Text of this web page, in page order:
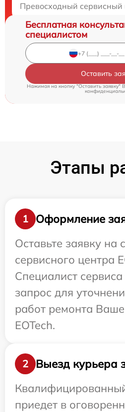
Превосходный сервисный
Бесплатная
специалистом
Оставить
Нажимая на кнопку "Оставить заявку"
Этапы
1
Оформление
Оставьте заявку на
сервисного центра
Специалист
запрос для
работ ремонта
EOTech.
2
Выезд курьера
приедет в